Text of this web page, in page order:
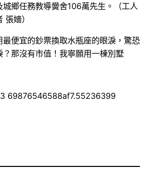
城鄉任務教導黌舍106萬先生。（工人
張嬙）
最便宜的鈔票換取水瓶座的眼淚，驚恐
？那沒有市值！我寧願用一棟別墅
69876546588af7.55236399